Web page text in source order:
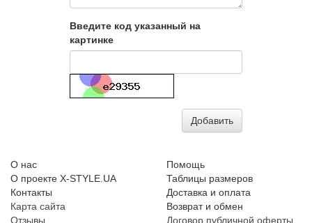
Введите код указанный на
картинке
Добавить
О нас
О проекте X-STYLE.UA
Контакты
Карта сайта
Отзывы
Помощь
Таблицы размеров
Доставка и оплата
Возврат и обмен
Договор публичной оферты